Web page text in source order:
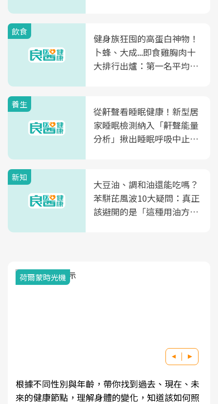
飲食
健身族狂囤的高蛋白神物！
卜蜂、大成...即食雞胸肉十
大排行出爐：第一名平均一
養生
從鼾聲看睡眠健康！新型居
家睡眠檢測納入「鼾聲能量
分析」揪出睡眠呼吸中止症
新知
大豆油、調和油還能吃嗎？
苯駢芘風波10大疑問：真正
該避開的是「這種用油方
荷爾蒙時光機
根據不同性別與年齡，帶你找到過去、現在、未
來的健康節點，理解身體的變化，知道該如何照